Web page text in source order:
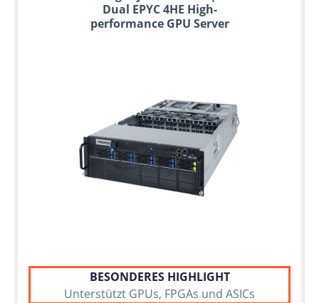
Dual EPYC 4HE High-
performance GPU Server
BESONDERES HIGHLIGHT
Unterstützt GPUs, FPGAs und ASICs